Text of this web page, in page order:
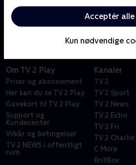
Acceptér alle
Kun nødvendige
opklare forbrydelser. Med hjælp
efterforsker han forbrydelser for
Om TV 2 Play
Priser og abonnement
Her kan du se TV 2 Play
Gavekort til TV 2 Play
Support og
Kundecenter
Vilkår og betingelser
TV 2 NEWS i offentligt
rum
Kanaler
TV 2
TV 2 Sport
TV 2 News
TV 2 Echo
TV 2 Fri
TV 2 Charlie
C More
BritBox